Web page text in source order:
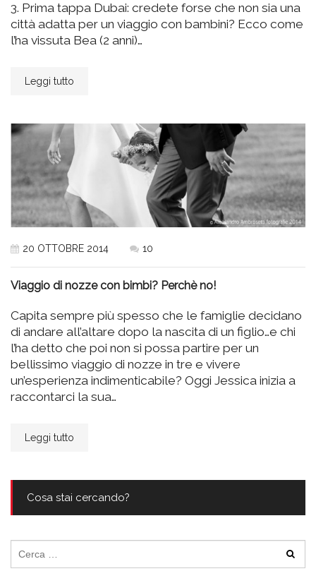
3. Prima tappa Dubai: credete forse che non sia una
città adatta per un viaggio con bambini? Ecco come
l’ha vissuta Bea (2 anni)…
Leggi tutto
20 OTTOBRE 2014 10
Viaggio di nozze con bimbi? Perchè no!
Capita sempre più spesso che le famiglie decidano
di andare all’altare dopo la nascita di un figlio…e chi
l’ha detto che poi non si possa partire per un
bellissimo viaggio di nozze in tre e vivere
un’esperienza indimenticabile? Oggi Jessica inizia a
raccontarci la sua…
Leggi tutto
Cosa stai cercando?
per: